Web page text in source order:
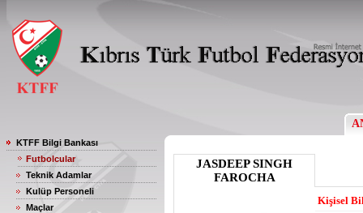
KTFF Bilgi Bankası
Futbolcular
Teknik Adamlar
Kulüp Personeli
Maçlar
JASDEEP SINGH
FAROCHA
Kişisel